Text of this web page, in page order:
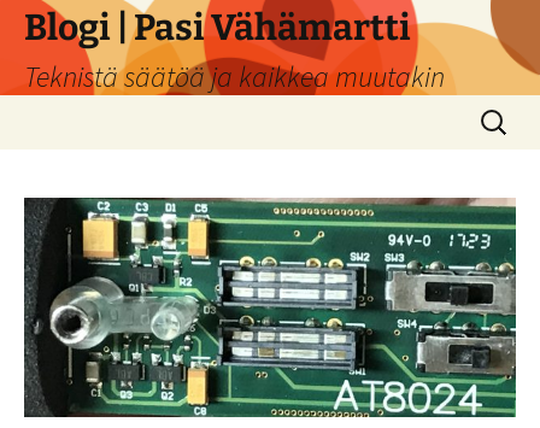
Siirry
sisältöön
Blogi | Pasi Vähämartti
Teknistä säätöä ja kaikkea muutakin
Haku: